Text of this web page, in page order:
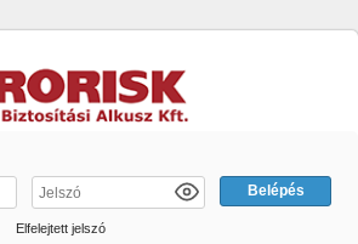
Elfelejtett jelszó